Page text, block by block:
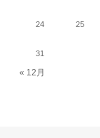
24 25
31
« 12月